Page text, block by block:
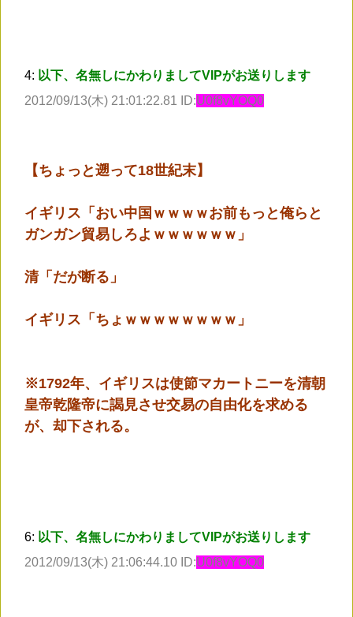
4: 以下、名無しにかわりましてVIPがお送りします
2012/09/13(木) 21:01:22.81 ID:U0f8vYOQ0
【ちょっと遡って18世紀末】
イギリス「おい中国ｗｗｗｗお前もっと俺らと
ガンガン貿易しろよｗｗｗｗｗｗ」
清「だが断る」
イギリス「ちょｗｗｗｗｗｗｗｗ」
※1792年、イギリスは使節マカートニーを清朝
皇帝乾隆帝に謁見させ交易の自由化を求める
が、却下される。
6: 以下、名無しにかわりましてVIPがお送りします
2012/09/13(木) 21:06:44.10 ID:U0f8vYOQ0